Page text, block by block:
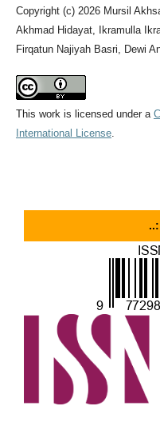
Copyright (c) 2026 Mursil
Akhmad Hidayat, Ikramulla
Firqatun Najiyah Basri, Dewi
This work is licensed under a
International License.